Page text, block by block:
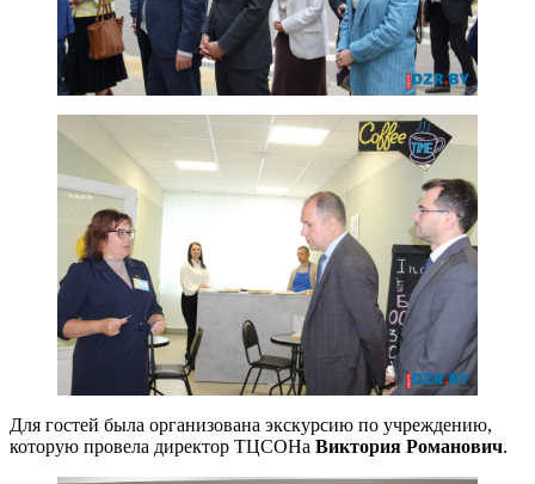
Для гостей была организована экскурсию по учреждению,
которую провела директор ТЦСОНа Виктория Романович.